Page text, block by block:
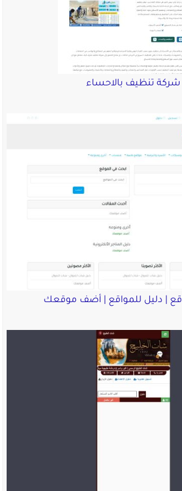
شركة تنظيف بالاحساء
| دليل للمواقع | أضف موقعك